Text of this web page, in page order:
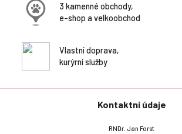
3 kamenné obchody,
e-shop a velkoobchod
Vlastní doprava,
kurýrní služby
Kontaktní údaje
RNDr. Jan Forst